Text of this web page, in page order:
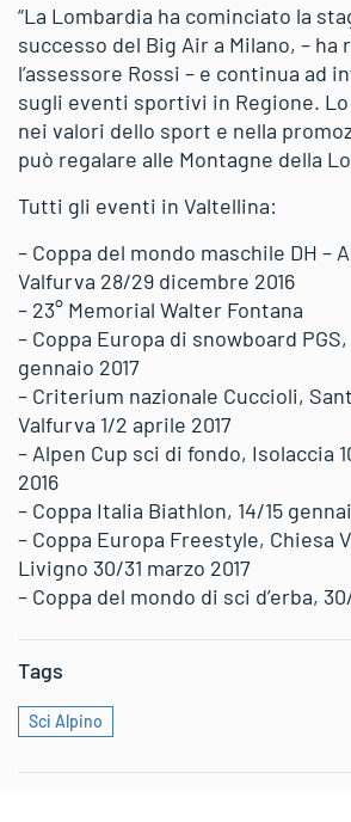
“La Lombardia ha cominciato la
successo del Big Air a Milano, – ha
l’assessore Rossi – e continua ad
sugli eventi sportivi in Regione.
nei valori dello sport e nella
può regalare alle Montagne della
Tutti gli eventi in Valtellina:
– Coppa del mondo maschile DH –
Valfurva 28/29 dicembre 2016
– 23° Memorial Walter Fontana
– Coppa Europa di snowboard
gennaio 2017
– Criterium nazionale Cuccioli,
Valfurva 1/2 aprile 2017
– Alpen Cup sci di fondo, Isolaccia
2016
– Coppa Italia Biathlon, 14/15
– Coppa Europa Freestyle, Chiesa
Livigno 30/31 marzo 2017
– Coppa del mondo di sci d’erba,
Tags
Sci Alpino